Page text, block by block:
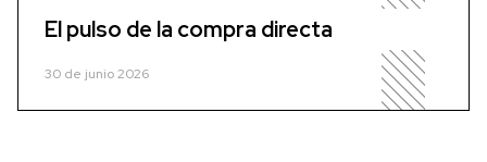
El pulso de la compra directa
30 de junio 2026